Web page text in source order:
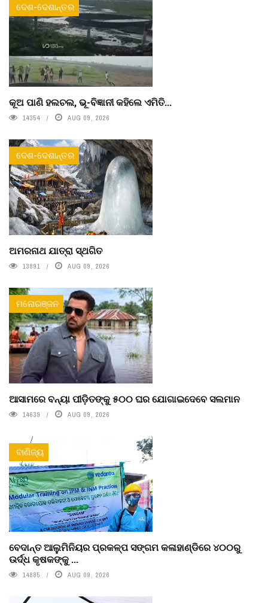
ଦେଶ-ଦେଶାନ୍ତର
କୂଅ ପାଣି ହଲଚଲ, ଭୂ-ବିଜ୍ଞାନୀ କହିଲେ ଏମିତି...
14354 AUG 09, 2026
ଦେଶ-ଦେଶାନ୍ତର
ଅମରନାଥ ଯାତ୍ରା ସ୍ଥଗିତ
13891 AUG 09, 2026
ମନୋରଞ୍ଜନ
ଆସାମରେ ବନ୍ୟା ପୀଡ଼ିତଙ୍କୁ ୫୦୦ ଘର ଯୋଗାଇଦେବେ ସଲମାନ
14639 AUG 09, 2026
ବାଣିଜ୍ୟ
ବେଦାନ୍ତ ଆଲୁମିନିୟର ପ୍ରକଳ୍ପ ସଙ୍ଗମ କଳାହାଣ୍ଡିରେ ୪୦୦ରୁ
ଉର୍ଦ୍ଧ କୃଷକଙ୍କୁ ...
14885 AUG 09, 2026